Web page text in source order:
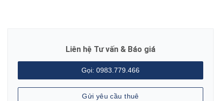
Liên hệ Tư vấn & Báo giá
Gọi: 0983.779.466
Gửi yêu cầu thuê